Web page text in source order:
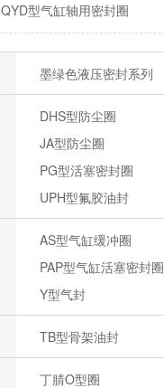
QYD型气缸轴用密封圈
墨绿色液压密封系列
DHS型防尘圈
JA型防尘圈
PG型活塞密封圈
UPH型氟胶油封
AS型气缸缓冲圈
PAP型气缸活塞密封圈
Y型气封
TB型骨架油封
丁腈O型圈